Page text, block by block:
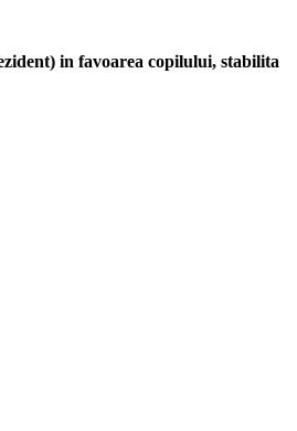
in favoarea copilului, stabilita